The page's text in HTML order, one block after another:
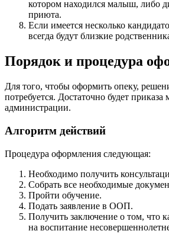
котором находился малыш, либо
приюта.
Если имеется несколько
всегда будут близкие
Порядок и процедура
Для того, чтобы оформить опеку,
потребуется. Достаточно будет приказа
администрации.
Алгоритм действий
Процедура оформления следующая:
Необходимо получить
Собрать все необходимые
Пройти обучение.
Подать заявление в ООП.
Получить заключение о том, что
на воспитание